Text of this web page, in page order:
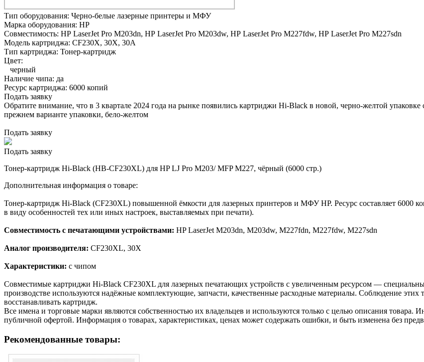
Тип оборудования: Черно-белые лазерные принтеры и МФУ
Марка оборудования: HP
Совместимость: HP LaserJet Pro M203dn, HP LaserJet Pro M203dw, HP LaserJet Pro M227fdw, HP LaserJet Pro M227sdn
Модель картриджа: CF230X, 30X, 30A
Тип картриджа: Тонер-картридж
Цвет:
черный
Наличие чипа: да
Ресурс картриджа: 6000 копий
Подать заявку
Обратите внимание, что в 3 квартале 2024 года на рынке появились картриджи Hi-Black в новой, черно-желтой
прежнем варианте упаковки, бело-желтом
Подать заявку
Подать заявку
Тонер-картридж Hi-Black (HB-CF230XL) для HP LJ Pro M203/ MFP M227, чёрный (6000 стр.)
Дополнительная информация о товаре:
Тонер-картридж Hi-Black (CF230XL) повышенной ёмкости для лазерных принтеров и МФУ HP. Ресурс составляет 6000
в виду особенностей тех или иных настроек, выставляемых при печати).
Совместимость с печатающими устройствами: HP LaserJet M203dn, M203dw, M227fdn, M227fdw, M227sdn
Аналог производителя: CF230XL, 30X
Характеристики: с чипом
Cовместимые картриджи Hi-Black CF230XL для лазерных печатающих устройств с увеличенным ресурсом —
производстве используются надёжные комплектующие, запчасти, качественные расходные материалы. Соблюдение этих
восстанавливать картридж.
Все имена и торговые марки являются собственностью их владельцев и используются только с целью описания товара.
публичной офертой. Информация о товарах, характеристиках, ценах может содержать ошибки, и быть изменена без
Рекомендованные товары: